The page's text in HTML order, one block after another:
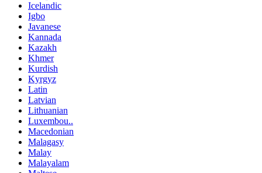
Icelandic
Igbo
Javanese
Kannada
Kazakh
Khmer
Kurdish
Kyrgyz
Latin
Latvian
Lithuanian
Luxembou..
Macedonian
Malagasy
Malay
Malayalam